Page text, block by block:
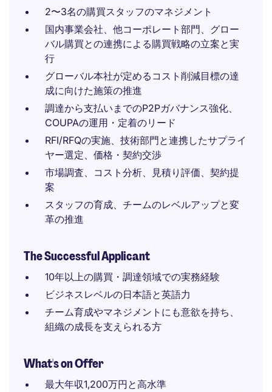
2〜3名の購買スタッフのマネジメント
国内事業会社、他コーポレート部門、グロー
バル購買との連携による購買戦略の立案と実
行
グローバル本社が定めるコスト削減目標の達
成に向けた施策の推進
調達から支払いまでのP2Pガバナンス強化、
COUPAの運用・定着のリード
RFI/RFQの実施、技術部門と連携したサプライ
ヤー選定、価格・契約交渉
市場調査、コスト分析、見積り評価、契約提
案
スタッフの育成、チームのレベルアップと変
革の推進
The Successful Applicant
10年以上の購買・調達領域での実務経験
ビジネスレベルの日本語と英語力
チーム育成やマネジメントにも意欲を持ち、
組織の成長を支えられる方
What's on Offer
最大年収1,200万円と高水準